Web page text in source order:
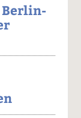
Berlin-